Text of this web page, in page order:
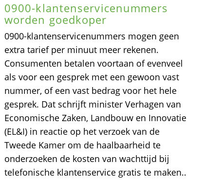
0900-klantenservicenummers
worden goedkoper
0900-klantenservicenummers mogen geen
extra tarief per minuut meer rekenen.
Consumenten betalen voortaan of evenveel
als voor een gesprek met een gewoon vast
nummer, of een vast bedrag voor het hele
gesprek. Dat schrijft minister Verhagen van
Economische Zaken, Landbouw en Innovatie
(EL&I) in reactie op het verzoek van de
Tweede Kamer om de haalbaarheid te
onderzoeken de kosten van wachttijd bij
telefonische klantenservice gratis te maken..